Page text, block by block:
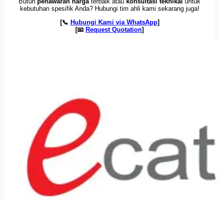
kebutuhan spesifik Anda? Hubungi tim ahli kami sekarang juga!
[📞 Hubungi Kami via WhatsApp]
[📧 Request Quotation]